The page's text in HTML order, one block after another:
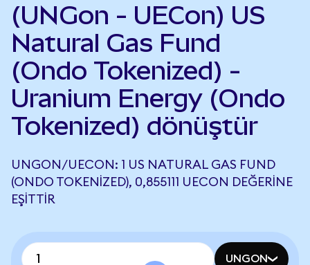
(UNGon - UECon) US
Natural Gas Fund
(Ondo Tokenized) -
Uranium Energy (Ondo
Tokenized) dönüştür
UNGON/UECON: 1 US NATURAL GAS FUND
(ONDO TOKENIZED), 0,855111 UECON DEĞERINE
EŞITTIR
UNGON